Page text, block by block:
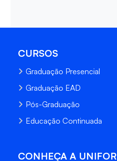
CURSOS
Graduação Presencial
Graduação EAD
Pós-Graduação
Educação Continuada
CONHEÇA A UNIFOR